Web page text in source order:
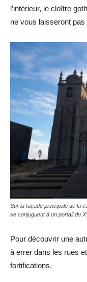
l’intérieur, le cloître
ne vous laisseront pas
Sur la façade principale de la
se conjuguent à un portail du
Pour découvrir une
à errer dans les rues
fortifications.